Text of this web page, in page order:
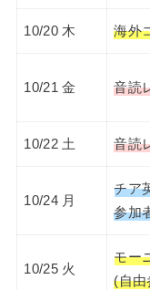
10/20 木 海外
10/21 金 音読
10/22 土 音読
10/24 月
チア
参加
10/25 火
モー
(自由